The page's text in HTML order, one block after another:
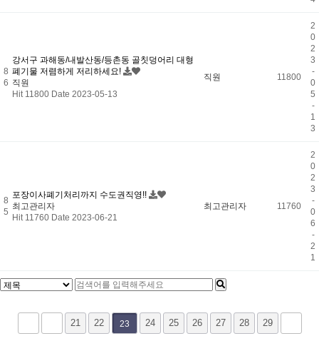
8
6
강서구 과해동/내발산동/등촌동 골칫덩어리 대형
폐기물 저렴하게 저리하세요!
직원
Hit 11800 Date 2023-05-13
직원 11800
2
0
2
3
-
0
5
-
1
3
8
5
포장이사폐기처리까지 수도권직영!!
최고관리자
Hit 11760 Date 2023-06-21
최고관리자 11760
2
0
2
3
-
0
6
-
2
1
21 22 23 24 25 26 27 28 29